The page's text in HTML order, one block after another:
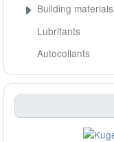
Building materials
Lubrifants
Autocollants